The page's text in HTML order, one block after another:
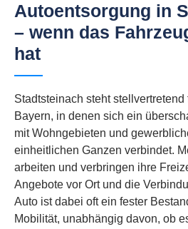
Autoentsorgung in
– wenn das
hat
Stadtsteinach steht
Bayern, in denen sich ein
mit Wohngebieten und
einheitlichen Ganzen verbindet.
arbeiten und verbringen ihre
Angebote vor Ort und die
Auto ist dabei oft ein fester
Mobilität, unabhängig davon, ob